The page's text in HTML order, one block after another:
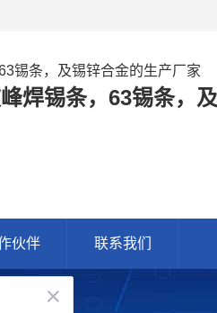
锡条，及锡锌合金的生产厂家
焊锡条，63锡条，
伙伴 联系我们